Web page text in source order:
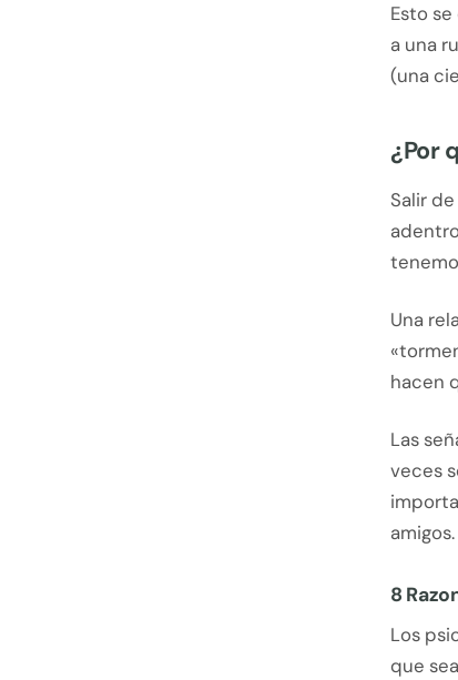
Esto
a una
(una
¿Por
Salir
Una
hacen
Las
veces
amigos.
8
Los
que